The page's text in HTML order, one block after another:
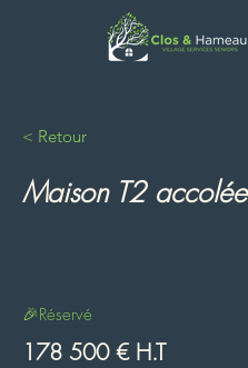
< Retour
Maison T2 accolée
🎉Réservé
178 500 € H.T